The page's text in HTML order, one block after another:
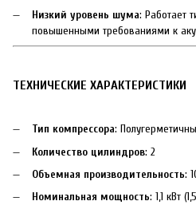
Низкий уровень шума: Работает
повышенными требованиями к
ТЕХНИЧЕСКИЕ ХАРАКТЕРИСТИКИ
Тип компрессора:
Количество цилиндров: 2
Объемная производительность:
Номинальная мощность: 1,1 кВт